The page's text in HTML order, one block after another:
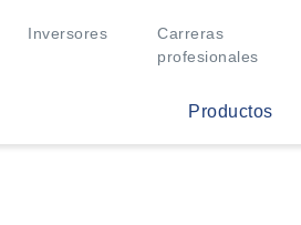
Inversores
Carreras
profesionales
Productos